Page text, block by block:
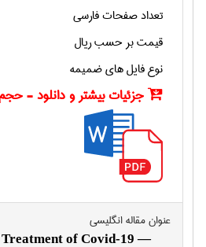
تعداد صفحات فارسی
قیمت بر حسب ریال
نوع فایل های ضمیمه
جزئیات بیشتر و دانلود -
عنوان مقاله انگليسی
of Covid-19 —